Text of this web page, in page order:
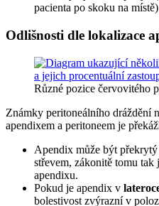
pacienta po skoku na místě)
Odlišnosti dle lokalizace
Různé pozice červovitého
Známky peritoneálního dráždění
apendixem a peritoneem je
Apendix může být
střevem, zákonitě tomu tak
apendixu.
Pokud je apendix v
bolestivost zvýrazní v